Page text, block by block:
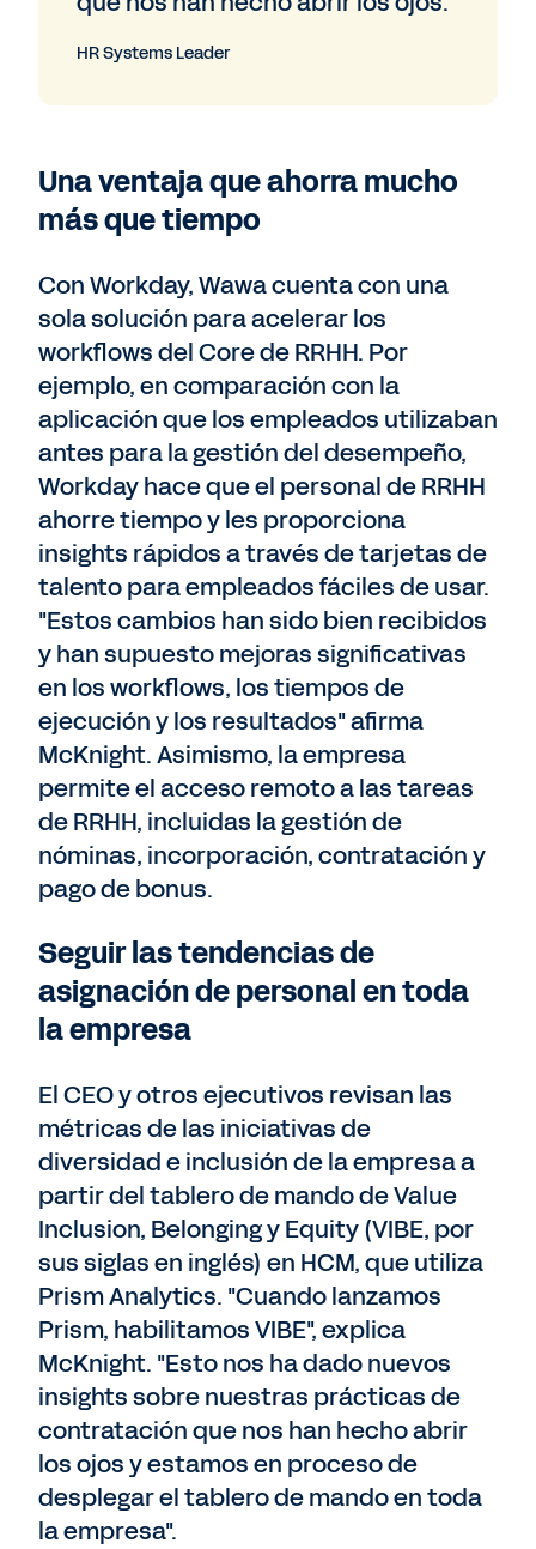
HR Systems Leader
Una ventaja que ahorra mucho
más que tiempo
Con Workday, Wawa cuenta con una
sola solución para acelerar los
workflows del Core de RRHH. Por
ejemplo, en comparación con la
aplicación que los empleados utilizaban
antes para la gestión del desempeño,
Workday hace que el personal de RRHH
ahorre tiempo y les proporciona
insights rápidos a través de tarjetas de
talento para empleados fáciles de usar.
"Estos cambios han sido bien recibidos
y han supuesto mejoras significativas
en los workflows, los tiempos de
ejecución y los resultados" afirma
McKnight. Asimismo, la empresa
permite el acceso remoto a las tareas
de RRHH, incluidas la gestión de
nóminas, incorporación, contratación y
pago de bonus.
Seguir las tendencias de
asignación de personal en toda
la empresa
El CEO y otros ejecutivos revisan las
métricas de las iniciativas de
diversidad e inclusión de la empresa a
partir del tablero de mando de Value
Inclusion, Belonging y Equity (VIBE, por
sus siglas en inglés) en HCM, que utiliza
Prism Analytics. "Cuando lanzamos
Prism, habilitamos VIBE", explica
McKnight. "Esto nos ha dado nuevos
insights sobre nuestras prácticas de
contratación que nos han hecho abrir
los ojos y estamos en proceso de
desplegar el tablero de mando en toda
la empresa".